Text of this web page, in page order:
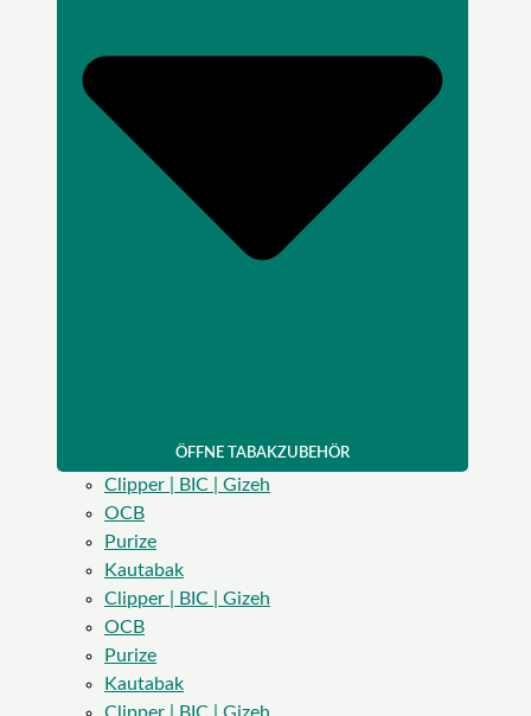
ÖFFNE TABAKZUBEHÖR
Clipper | BIC | Gizeh
OCB
Purize
Kautabak
Clipper | BIC | Gizeh
OCB
Purize
Kautabak